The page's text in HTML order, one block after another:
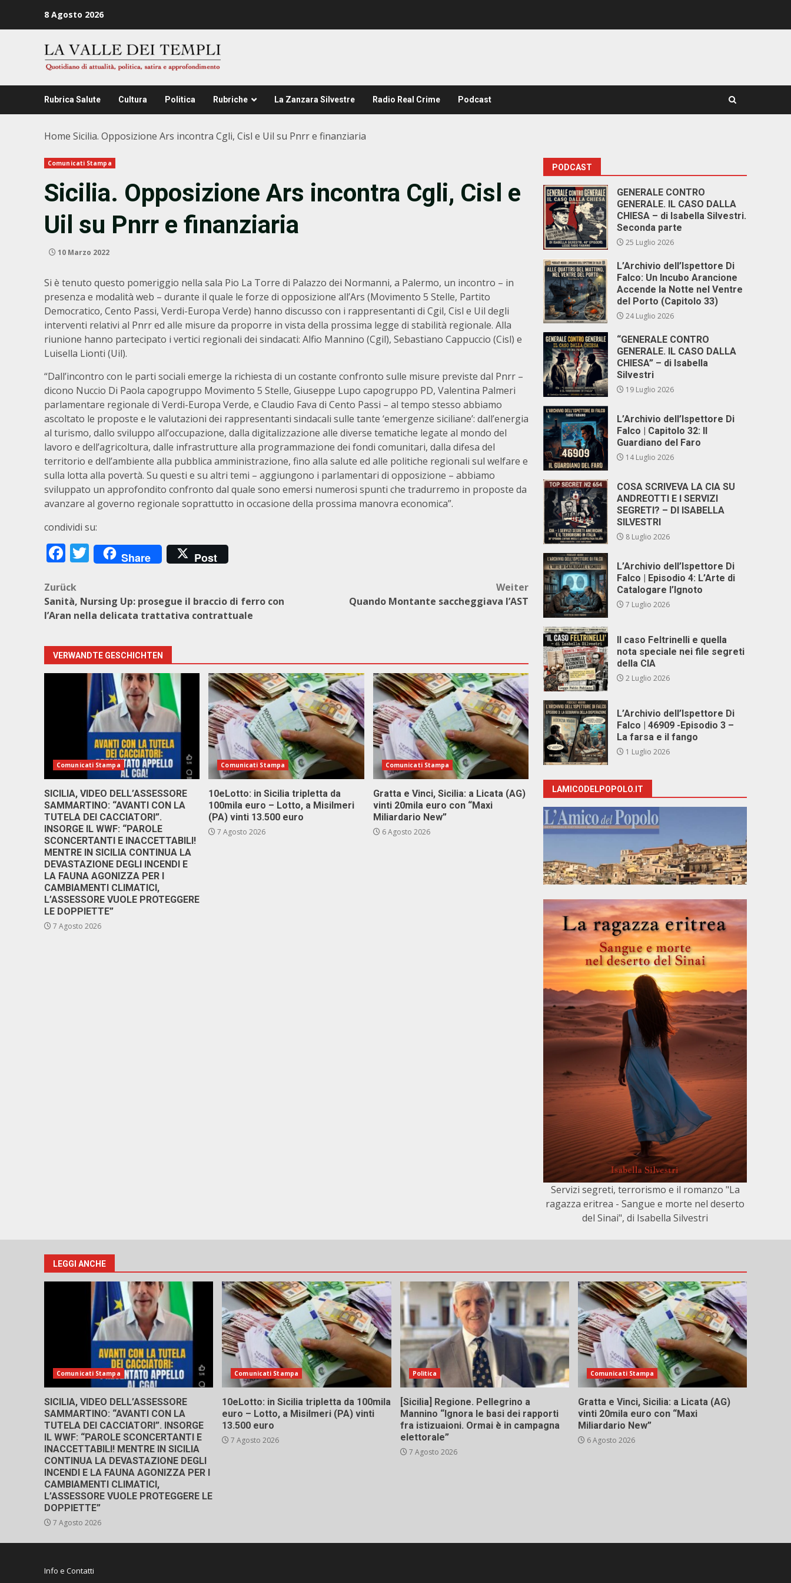
8 Agosto 2026
Rubrica Salute Cultura Politica Rubriche La Zanzara Silvestre Radio Real Crime Podcast
Home Sicilia. Opposizione Ars incontra Cgli, Cisl e Uil su Pnrr e finanziaria
Comunicati Stampa
Sicilia. Opposizione Ars incontra Cgli, Cisl e
Uil su Pnrr e finanziaria
10 Marzo 2022
Si è tenuto questo pomeriggio nella sala Pio La Torre di Palazzo dei Normanni, a Palermo, un incontro – in
presenza e modalità web – durante il quale le forze di opposizione all’Ars (Movimento 5 Stelle, Partito
Democratico, Cento Passi, Verdi-Europa Verde) hanno discusso con i rappresentanti di Cgil, Cisl e Uil degli
interventi relativi al Pnrr ed alle misure da proporre in vista della prossima legge di stabilità regionale. Alla
riunione hanno partecipato i vertici regionali dei sindacati: Alfio Mannino (Cgil), Sebastiano Cappuccio (Cisl) e
Luisella Lionti (Uil).
“Dall’incontro con le parti sociali emerge la richiesta di un costante confronto sulle misure previste dal Pnrr –
dicono Nuccio Di Paola capogruppo Movimento 5 Stelle, Giuseppe Lupo capogruppo PD, Valentina Palmeri
parlamentare regionale di Verdi-Europa Verde, e Claudio Fava di Cento Passi – al tempo stesso abbiamo
ascoltato le proposte e le valutazioni dei rappresentanti sindacali sulle tante ‘emergenze siciliane’: dall’energia
al turismo, dallo sviluppo all’occupazione, dalla digitalizzazione alle diverse tematiche legate al mondo del
lavoro e dell’agricoltura, dalle infrastrutture alla programmazione dei fondi comunitari, dalla difesa del
territorio e dell’ambiente alla pubblica amministrazione, fino alla salute ed alle politiche regionali sul welfare e
sulla lotta alla povertà. Su questi e su altri temi – aggiungono i parlamentari di opposizione – abbiamo
sviluppato un approfondito confronto dal quale sono emersi numerosi spunti che tradurremo in proposte da
avanzare al governo regionale soprattutto in occasione della prossima manovra economica”.
condividi su:
Facebook
Twitter
Share Post
Beitragsnavigation
Zurück
Sanità, Nursing Up: prosegue il braccio di ferro con
l’Aran nella delicata trattativa contrattuale
Weiter
Quando Montante saccheggiava l’AST
VERWANDTE GESCHICHTEN
Comunicati Stampa
SICILIA, VIDEO DELL’ASSESSORE
SAMMARTINO: “AVANTI CON LA
TUTELA DEI CACCIATORI”.
INSORGE IL WWF: “PAROLE
SCONCERTANTI E INACCETTABILI!
MENTRE IN SICILIA CONTINUA LA
DEVASTAZIONE DEGLI INCENDI E
LA FAUNA AGONIZZA PER I
CAMBIAMENTI CLIMATICI,
L’ASSESSORE VUOLE PROTEGGERE
LE DOPPIETTE”
7 Agosto 2026
Comunicati Stampa
10eLotto: in Sicilia tripletta da
100mila euro – Lotto, a Misilmeri
(PA) vinti 13.500 euro
7 Agosto 2026
Comunicati Stampa
Gratta e Vinci, Sicilia: a Licata (AG)
vinti 20mila euro con “Maxi
Miliardario New”
6 Agosto 2026
PODCAST
GENERALE CONTRO
GENERALE. IL CASO DALLA
CHIESA – di Isabella Silvestri.
Seconda parte
25 Luglio 2026
L’Archivio dell’Ispettore Di
Falco: Un Incubo Arancione
Accende la Notte nel Ventre
del Porto (Capitolo 33)
24 Luglio 2026
“GENERALE CONTRO
GENERALE. IL CASO DALLA
CHIESA” – di Isabella
Silvestri
19 Luglio 2026
L’Archivio dell’Ispettore Di
Falco | Capitolo 32: Il
Guardiano del Faro
14 Luglio 2026
COSA SCRIVEVA LA CIA SU
ANDREOTTI E I SERVIZI
SEGRETI? – DI ISABELLA
SILVESTRI
8 Luglio 2026
L’Archivio dell’Ispettore Di
Falco | Episodio 4: L’Arte di
Catalogare l’Ignoto
7 Luglio 2026
Il caso Feltrinelli e quella
nota speciale nei file segreti
della CIA
2 Luglio 2026
L’Archivio dell’Ispettore Di
Falco | 46909 -Episodio 3 –
La farsa e il fango
1 Luglio 2026
LAMICODELPOPOLO.IT
Servizi segreti, terrorismo e il romanzo "La
ragazza eritrea - Sangue e morte nel deserto
del Sinai", di Isabella Silvestri
LEGGI ANCHE
Comunicati Stampa
SICILIA, VIDEO DELL’ASSESSORE
SAMMARTINO: “AVANTI CON LA
TUTELA DEI CACCIATORI”. INSORGE
IL WWF: “PAROLE SCONCERTANTI E
INACCETTABILI! MENTRE IN SICILIA
CONTINUA LA DEVASTAZIONE DEGLI
INCENDI E LA FAUNA AGONIZZA PER I
CAMBIAMENTI CLIMATICI,
L’ASSESSORE VUOLE PROTEGGERE LE
DOPPIETTE”
7 Agosto 2026
Comunicati Stampa
10eLotto: in Sicilia tripletta da 100mila
euro – Lotto, a Misilmeri (PA) vinti
13.500 euro
7 Agosto 2026
Politica
[Sicilia] Regione. Pellegrino a
Mannino “Ignora le basi dei rapporti
fra istizuaioni. Ormai è in campagna
elettorale”
7 Agosto 2026
Comunicati Stampa
Gratta e Vinci, Sicilia: a Licata (AG)
vinti 20mila euro con “Maxi
Miliardario New”
6 Agosto 2026
Info e Contatti